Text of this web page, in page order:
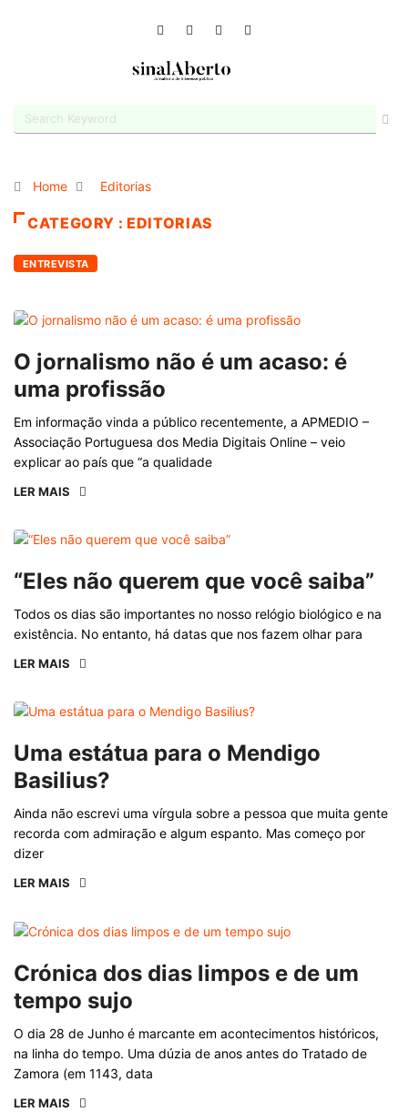
Home Editorias
CATEGORY : EDITORIAS
ENTREVISTA
O jornalismo não é um acaso: é
uma profissão
Em informação vinda a público recentemente, a APMEDIO –
Associação Portuguesa dos Media Digitais Online – veio
explicar ao país que “a qualidade
LER MAIS
“Eles não querem que você saiba”
Todos os dias são importantes no nosso relógio biológico e na
existência. No entanto, há datas que nos fazem olhar para
LER MAIS
Uma estátua para o Mendigo
Basilius?
Ainda não escrevi uma vírgula sobre a pessoa que muita gente
recorda com admiração e algum espanto. Mas começo por
dizer
LER MAIS
Crónica dos dias limpos e de um
tempo sujo
O dia 28 de Junho é marcante em acontecimentos históricos,
na linha do tempo. Uma dúzia de anos antes do Tratado de
Zamora (em 1143, data
LER MAIS